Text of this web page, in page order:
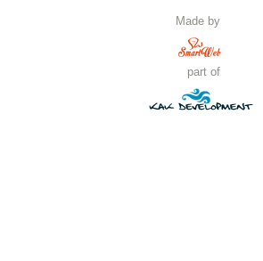
Расширенный поиск
Made by
part of